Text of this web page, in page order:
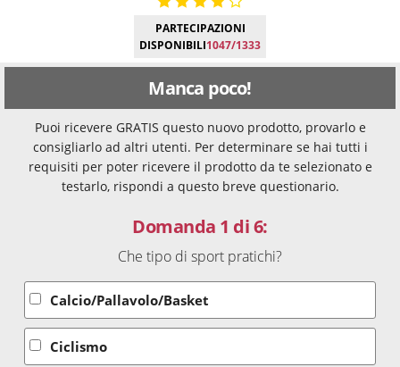
PARTECIPAZIONI
DISPONIBILI1047/1333
Manca poco!
Puoi ricevere GRATIS questo nuovo prodotto, provarlo e
consigliarlo ad altri utenti. Per determinare se hai tutti i
requisiti per poter ricevere il prodotto da te selezionato e
testarlo, rispondi a questo breve questionario.
Domanda 1 di 6:
Che tipo di sport pratichi?
Calcio/Pallavolo/Basket
Ciclismo